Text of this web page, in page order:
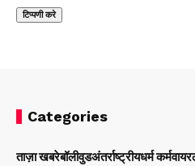
Categories
ताज़ा खबरेबॉलीवुडअंतर्राष्ट्रीयधर्म कर्म